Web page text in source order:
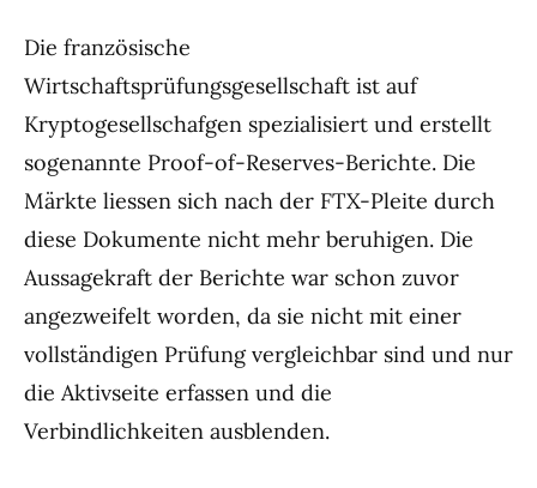
Die französische
Wirtschaftsprüfungsgesellschaft ist auf
Kryptogesellschafgen spezialisiert und erstellt
sogenannte Proof-of-Reserves-Berichte. Die
Märkte liessen sich nach der FTX-Pleite durch
diese Dokumente nicht mehr beruhigen. Die
Aussagekraft der Berichte war schon zuvor
angezweifelt worden, da sie nicht mit einer
vollständigen Prüfung vergleichbar sind und nur
die Aktivseite erfassen und die
Verbindlichkeiten ausblenden.